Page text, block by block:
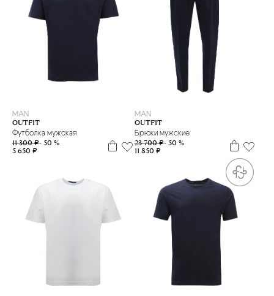
MAN
OUTFIT
Футболка мужская
11 300 ₽- 50 %
5 650 ₽
48 54
MAN
OUTFIT
Брюки мужские
23 700 ₽- 50 %
11 850 ₽